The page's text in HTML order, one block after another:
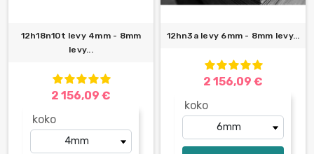
12h18n10t levy 4mm - 8mm
levy...
2 156,09 €
koko
12hn3a levy 6mm - 8mm levy...
2 156,09 €
koko